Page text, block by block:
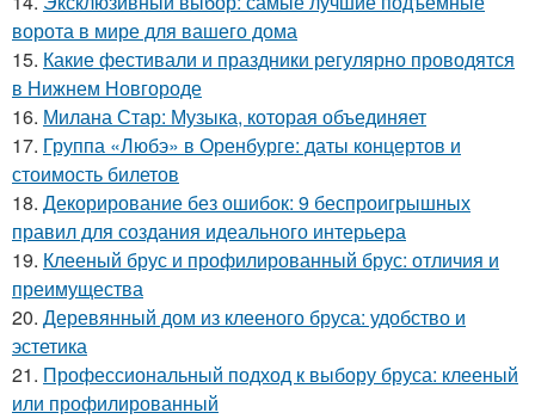
ворота в мире для вашего дома
15. Какие фестивали и праздники регулярно проводятся
в Нижнем Новгороде
16. Милана Стар: Музыка, которая объединяет
17. Группа «Любэ» в Оренбурге: даты концертов и
стоимость билетов
18. Декорирование без ошибок: 9 беспроигрышных
правил для создания идеального интерьера
19. Клееный брус и профилированный брус: отличия и
преимущества
20. Деревянный дом из клееного бруса: удобство и
эстетика
21. Профессиональный подход к выбору бруса: клееный
или профилированный